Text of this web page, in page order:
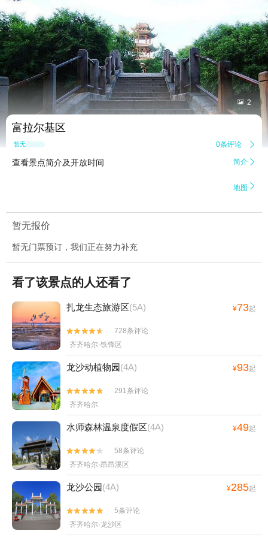
 2
富拉尔基区
暂无点评 0条评论 
查看景点简介及开放时间 简介 
地图 
暂无报价
暂无门票预订，我们正在努力补充
看了该景点的人还看了
扎龙生态旅游区(5A) ¥73起


728条评论
齐齐哈尔·铁锋区
龙沙动植物园(4A) ¥93起


291条评论
齐齐哈尔
水师森林温泉度假区(4A) ¥49起


58条评论
齐齐哈尔·昂昂溪区
龙沙公园(4A) ¥285起


5条评论
齐齐哈尔·龙沙区
